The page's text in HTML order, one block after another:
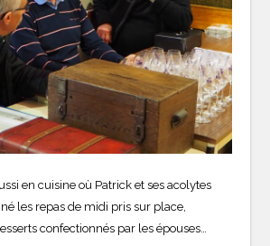
en cuisine où Patrick et ses acolytes
les repas de midi pris sur place,
confectionnés par les épouses…